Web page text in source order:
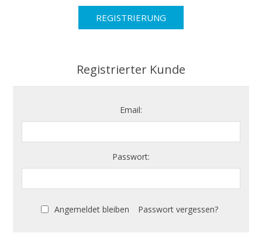
Registrierter Kunde
Email:
Passwort:
Angemeldet bleiben Passwort vergessen?